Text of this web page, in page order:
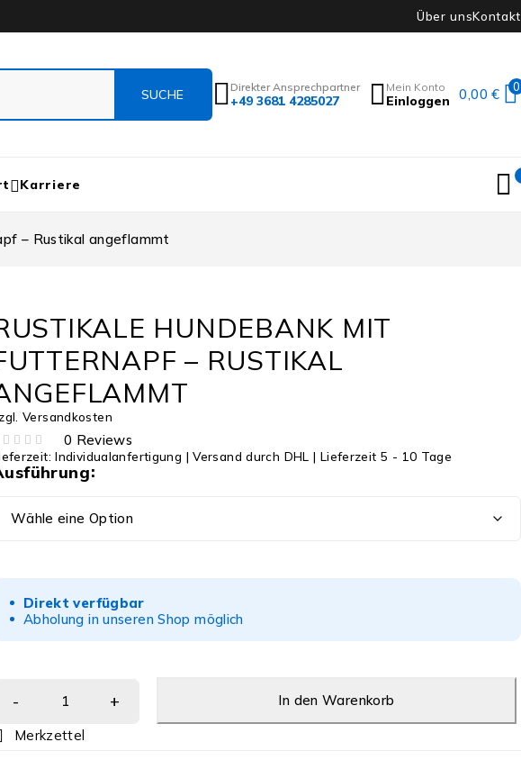
Über unsKontakt
Direkter Ansprechpartner
+49 3681 4285027
Mein Konto
Einloggen 0,00€ 0
Karriere
– Rustikal angeflammt
HUNDEBANK MIT
– RUSTIKAL
Versandkosten
0 Reviews
Individualanfertigung | Versand durch DHL | Lieferzeit 5 - 10 Tage
Direkt verfügbar
Abholung in unseren Shop möglich
In den Warenkorb